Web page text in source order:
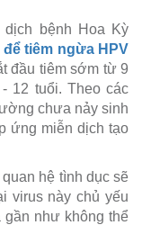
dịch bệnh Hoa Kỳ
tiêm ngừa HPV
đầu tiêm sớm từ 9
12 tuổi. Theo các
chưa nảy sinh
ứng miễn dịch tạo
hệ tình dục sẽ
virus này chủ yếu
gần như không thể